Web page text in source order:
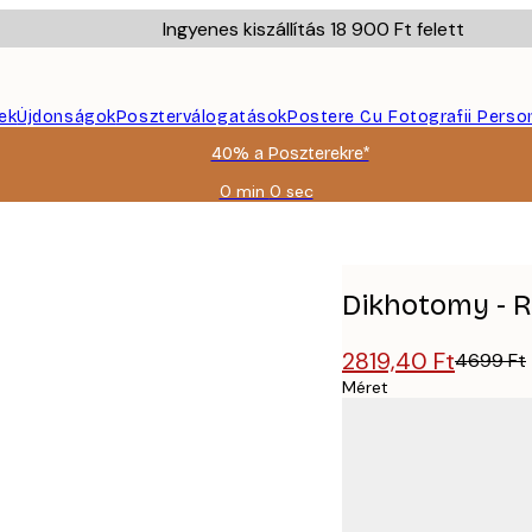
Ingyenes kiszállítás 18 900 Ft felett
ÚjdonságokPoszterválogatásokPostere Cu Fotografii
40% a Poszterekre*
0 min 0 sec
Érvényes:
Dikhotomy -
2819,40 Ft4699 Ft
Méret